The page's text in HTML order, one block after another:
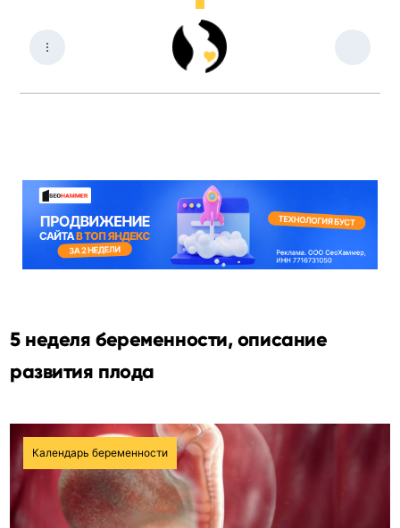
5 неделя беременности, описание
развития плода
Календарь беременности